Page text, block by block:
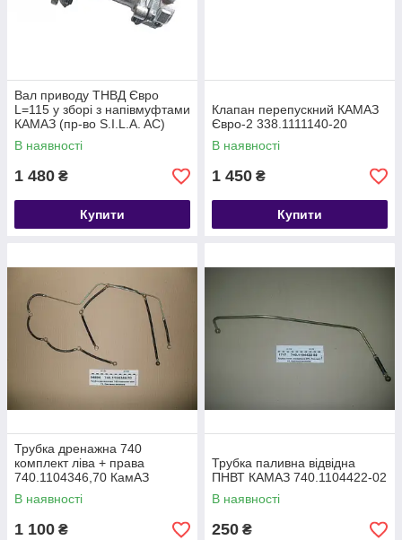
зараз і забезпечте безперебійну роботу вашої
Швидка доставка по всій Україні.
Вал приводу ТНВД Євро
L=115 у зборі з напівмуфтами
КАМАЗ (пр-во S.I.L.A. AC)
7405.1111050/51/54
В наявності
1 480 ₴
Купити
Клапан перепускний КАМАЗ
Євро-2 338.1111140-20
В наявності
1 450 ₴
Купити
Трубка дренажна 740
комплект ліва + права
740.1104346,70 КамАЗ
В наявності
1 100 ₴
Трубка паливна відвідна
ПНВТ КАМАЗ 740.1104422-02
В наявності
250 ₴